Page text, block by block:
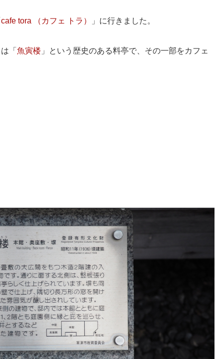
cafe tora （カフェ トラ） 」に行きました。
「 魚寅楼 」という歴史のある料亭で、その一部をカフェ